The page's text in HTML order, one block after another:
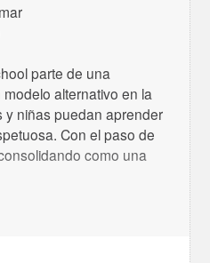
parte de una
alternativo en la
niñas puedan aprender
Con el paso de
como una